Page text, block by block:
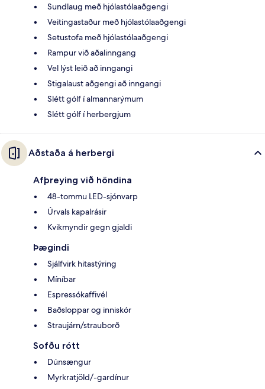
Sundlaug með hjólastólaaðgengi
Veitingastaður með hjólastólaaðgengi
Setustofa með hjólastólaaðgengi
Rampur við aðalinngang
Vel lýst leið að inngangi
Stigalaust aðgengi að inngangi
Slétt gólf í almannarýmum
Slétt gólf í herbergjum
Aðstaða á herbergi
Afþreying við höndina
48-tommu LED-sjónvarp
Úrvals kapalrásir
Kvikmyndir gegn gjaldi
Þægindi
Sjálfvirk hitastýring
Míníbar
Espressókaffivél
Baðsloppar og inniskór
Straujárn/strauborð
Sofðu rótt
Dúnsængur
Myrkratjöld/-gardínur